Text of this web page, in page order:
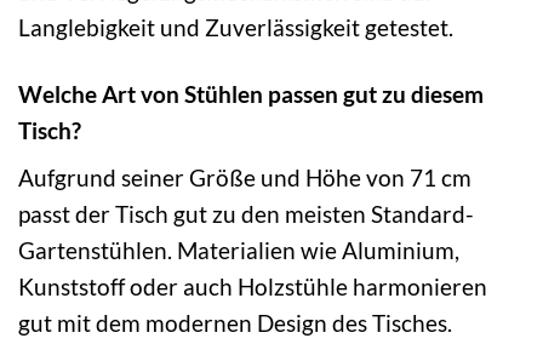
Langlebigkeit und Zuverlässigkeit getestet.
Welche Art von Stühlen passen gut zu diesem
Tisch?
Aufgrund seiner Größe und Höhe von 71 cm
passt der Tisch gut zu den meisten Standard-
Gartenstühlen. Materialien wie Aluminium,
Kunststoff oder auch Holzstühle harmonieren
gut mit dem modernen Design des Tisches.